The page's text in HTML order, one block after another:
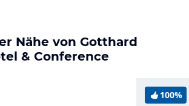
Nähe von Gotthard
& Conference
100%